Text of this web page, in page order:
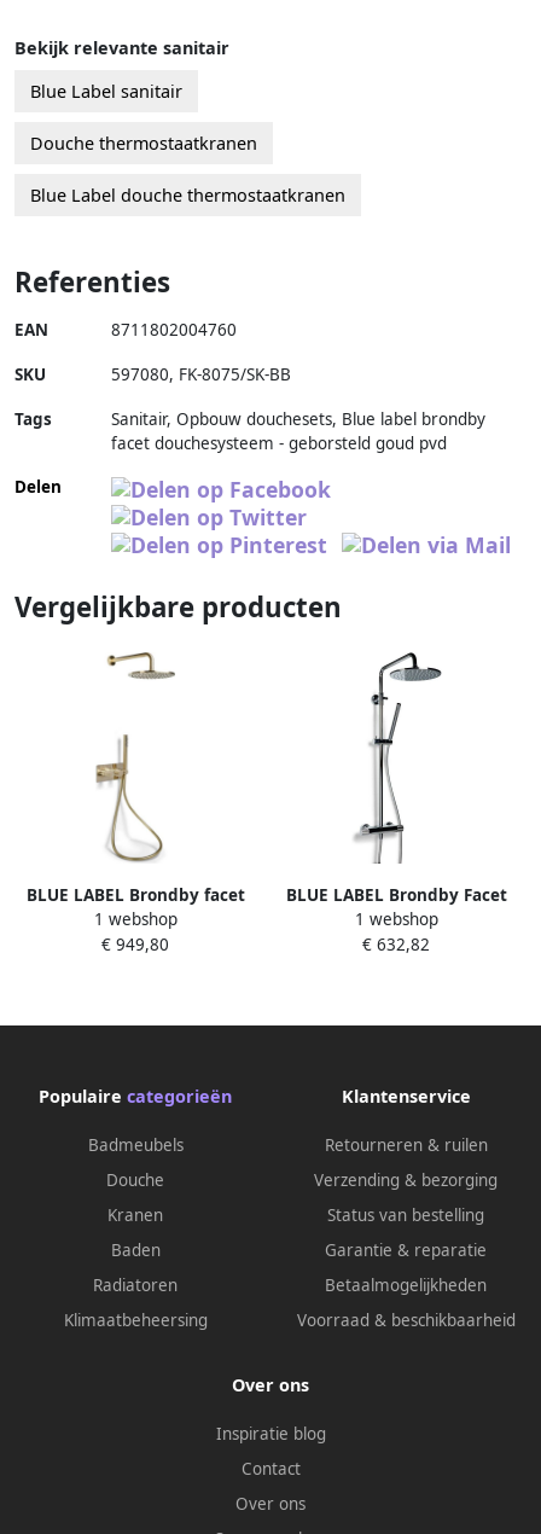
Bekijk relevante sanitair
Blue Label sanitair
Douche thermostaatkranen
Blue Label douche thermostaatkranen
Referenties
EAN 8711802004760
SKU 597080, FK-8075/SK-BB
Tags
Sanitair, Opbouw douchesets, Blue label brondby
facet douchesysteem - geborsteld goud pvd
Delen
Vergelijkbare producten
BLUE LABEL Brondby facet
douchesysteem horizontaal
met houder incl. inbouwdeel
BB
1 webshop
€ 949,80
BLUE LABEL Brondby Facet
douchesysteem in hoogte
verstelbaar thermostatisch
1 webshop
€ 632,82
Populaire categorieën
Badmeubels
Douche
Kranen
Baden
Radiatoren
Klimaatbeheersing
Klantenservice
Retourneren & ruilen
Verzending & bezorging
Status van bestelling
Garantie & reparatie
Betaalmogelijkheden
Voorraad & beschikbaarheid
Over ons
Inspiratie blog
Contact
Over ons